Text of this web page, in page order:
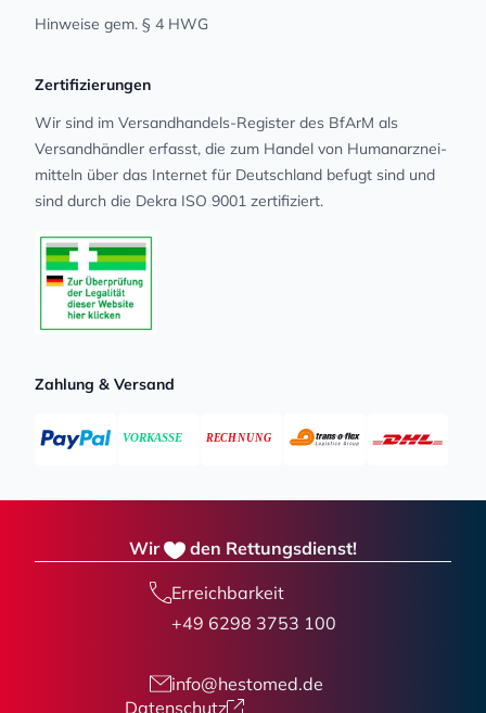
Hinweise gem. § 4 HWG
Zertifizierungen
Wir sind im Versandhandels-Register des BfArM als
Versandhändler erfasst, die zum Handel von Human­arz­nei­
mit­teln über das Internet für Deutschland befugt sind und
sind durch die Dekra ISO 9001 zertifiziert.
Zahlung & Versand
Wir den Rettungsdienst!
Erreichbarkeit
+49 6298 3753 100
info@hestomed.de
Datenschutz